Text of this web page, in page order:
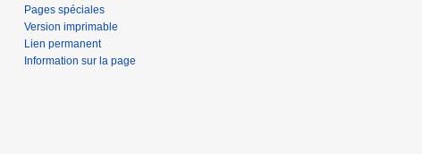
Pages spéciales
Version imprimable
Lien permanent
Information sur la page